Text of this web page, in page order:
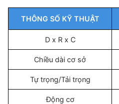
THÔNG SỐ KỸ THUẬT
D x R x C
Chiều dài cơ sở
Tự trọng/Tải trọng
Động cơ